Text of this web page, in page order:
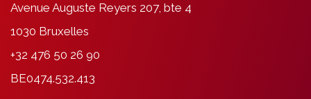
Avenue Auguste Reyers 207, bte 4
1030 Bruxelles
+32 476 50 26 90
BE0474.532.413